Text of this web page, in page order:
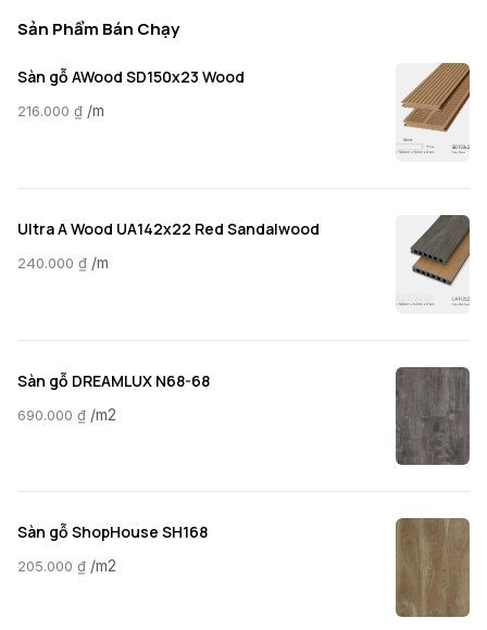
Sản Phẩm Bán Chạy
Sàn gỗ AWood SD150x23 Wood
216.000 ₫ /m
Ultra A Wood UA142x22 Red Sandalwood
240.000 ₫ /m
Sàn gỗ DREAMLUX N68-68
690.000 ₫ /m2
Sàn gỗ ShopHouse SH168
205.000 ₫ /m2